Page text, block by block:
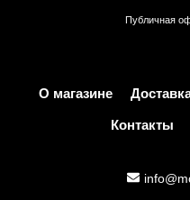
Публичная
О магазине
Контакты